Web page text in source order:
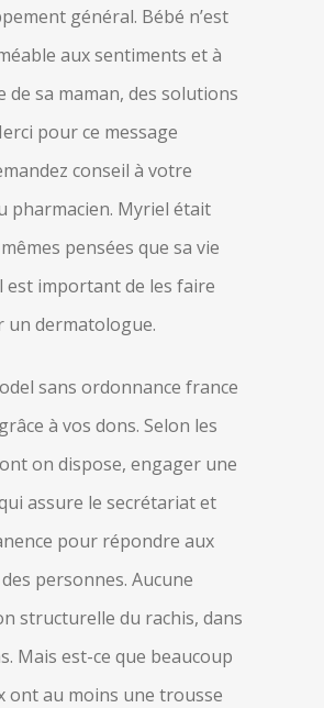
général. Bébé n’est
aux sentiments et à
de sa maman, des solutions
pour ce message
conseil à votre
pharmacien. Myriel était
pensées que sa vie
est important de les faire
un dermatologue.
sans ordonnance france
à vos dons. Selon les
on dispose, engager une
assure le secrétariat et
pour répondre aux
personnes. Aucune
structurelle du rachis, dans
Mais est-ce que beaucoup
ont au moins une trousse